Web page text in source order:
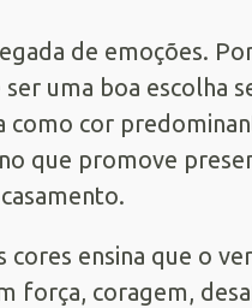
de emoções.
uma boa escolha
como cor
que promove
cores ensina que o
força, coragem,